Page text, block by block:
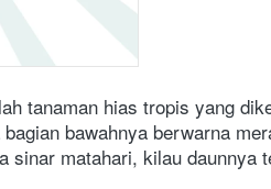
tanaman hias tropis yang
bawahnya berwarna
sinar matahari, kilau daunnya